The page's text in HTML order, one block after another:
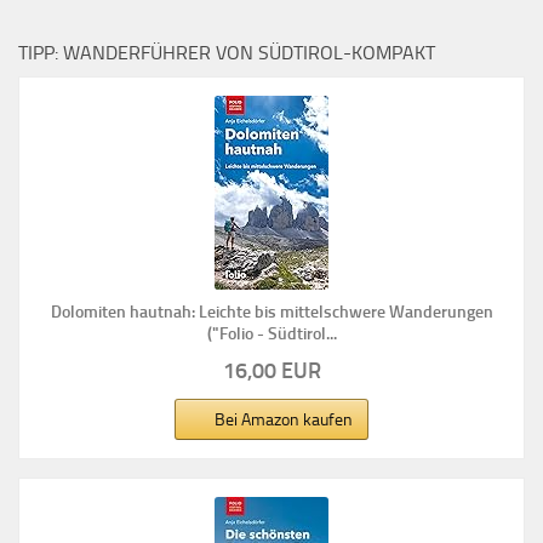
TIPP: WANDERFÜHRER VON SÜDTIROL-KOMPAKT
Dolomiten hautnah: Leichte bis mittelschwere Wanderungen
("Folio - Südtirol...
16,00 EUR
Bei Amazon kaufen